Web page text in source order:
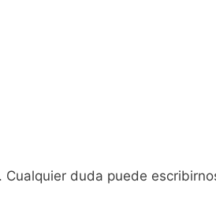
duda puede